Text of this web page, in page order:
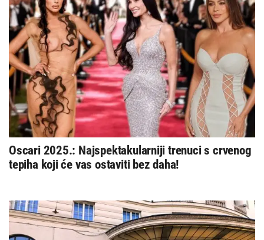
Oscari 2025.: Najspektakularniji trenuci s crvenog
tepiha koji će vas ostaviti bez daha!